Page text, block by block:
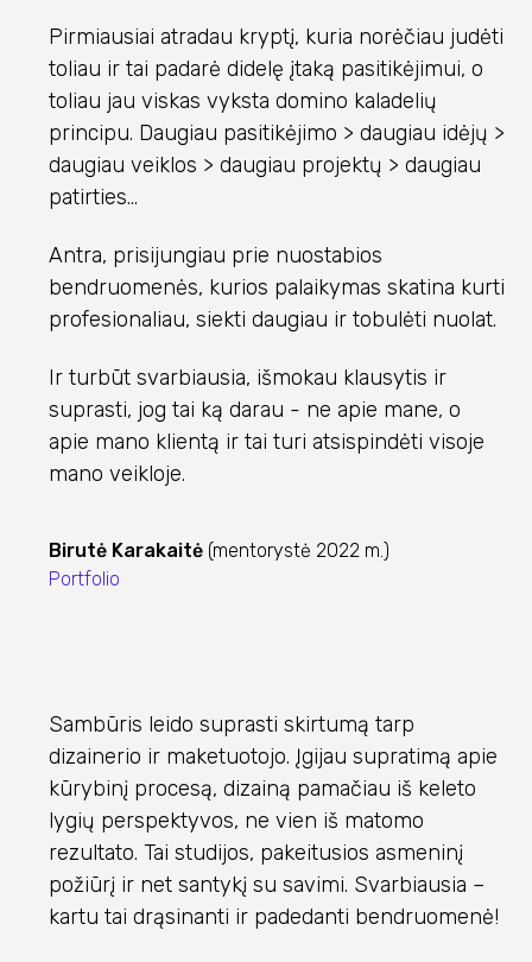
Pirmiausiai atradau kryptį, kuria norėčiau judėti
toliau ir tai padarė didelę įtaką pasitikėjimui, o
toliau jau viskas vyksta domino kaladelių
principu. Daugiau pasitikėjimo > daugiau idėjų >
daugiau veiklos > daugiau projektų > daugiau
patirties...
Antra, prisijungiau prie nuostabios
bendruomenės, kurios palaikymas skatina kurti
profesionaliau, siekti daugiau ir tobulėti nuolat.
Ir turbūt svarbiausia, išmokau klausytis ir
suprasti, jog tai ką darau - ne apie mane, o
apie mano klientą ir tai turi atsispindėti visoje
mano veikloje.
Birutė Karakaitė (mentorystė 2022 m.)
Portfolio
Sambūris leido suprasti skirtumą tarp
dizainerio ir maketuotojo. Įgijau supratimą apie
kūrybinį procesą, dizainą pamačiau iš keleto
lygių perspektyvos, ne vien iš matomo
rezultato. Tai studijos, pakeitusios asmeninį
požiūrį ir net santykį su savimi. Svarbiausia –
kartu tai drąsinanti ir padedanti bendruomenė!